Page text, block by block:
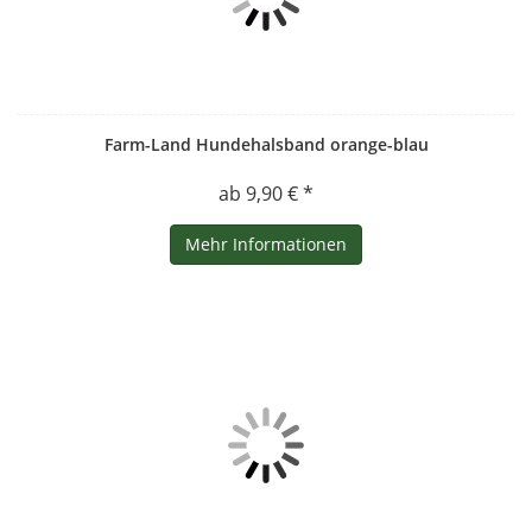
Farm-Land Hundehalsband orange-blau
ab 9,90 € *
Mehr Informationen